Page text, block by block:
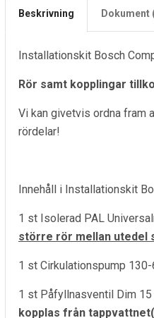
Beskrivning Dokument
Installationskit Bosch
Rör samt kopplingar
Vi kan givetvis ordna fram
rördelar!
Innehåll i Installationskit
1 st Isolerad PAL
större rör mellan utedel
1 st Cirkulationspump
1 st Påfyllnasventil Dim
kopplas från